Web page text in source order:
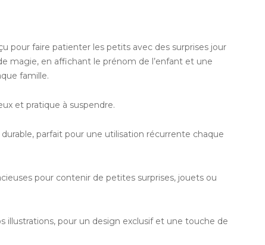
pour faire patienter les petits avec des surprises jour
magie, en affichant le prénom de l’enfant et une
famille.
et pratique à suspendre.
parfait pour une utilisation récurrente chaque
pour contenir de petites surprises, jouets ou
illustrations, pour un design exclusif et une touche de